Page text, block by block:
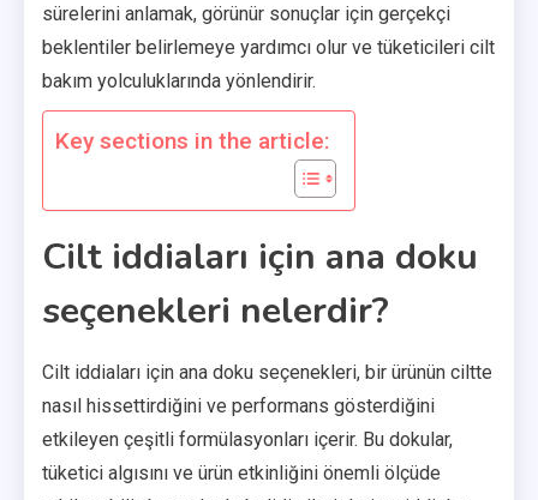
sürelerini anlamak, görünür sonuçlar için gerçekçi
beklentiler belirlemeye yardımcı olur ve tüketicileri cilt
bakım yolculuklarında yönlendirir.
Key sections in the article:
Cilt iddiaları için ana doku
seçenekleri nelerdir?
Cilt iddiaları için ana doku seçenekleri, bir ürünün ciltte
nasıl hissettirdiğini ve performans gösterdiğini
etkileyen çeşitli formülasyonları içerir. Bu dokular,
tüketici algısını ve ürün etkinliğini önemli ölçüde